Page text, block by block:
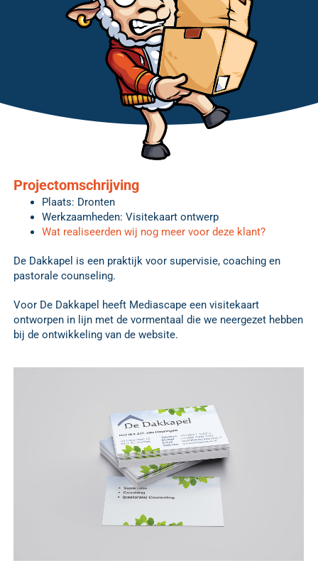
Projectomschrijving
Plaats: Dronten
Werkzaamheden: Visitekaart ontwerp
Wat realiseerden wij nog meer voor deze klant?
De Dakkapel is een praktijk voor supervisie, coaching en
pastorale counseling.
Voor De Dakkapel heeft Mediascape een visitekaart
ontworpen in lijn met de vormentaal die we neergezet hebben
bij de ontwikkeling van de website.